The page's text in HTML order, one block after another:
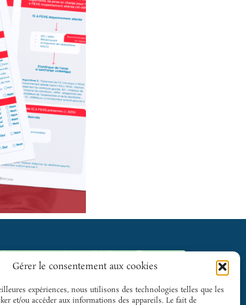
Gérer le consentement aux cookies
expériences, nous utilisons des technologies telles que les
et/ou accéder aux informations des appareils. Le fait de